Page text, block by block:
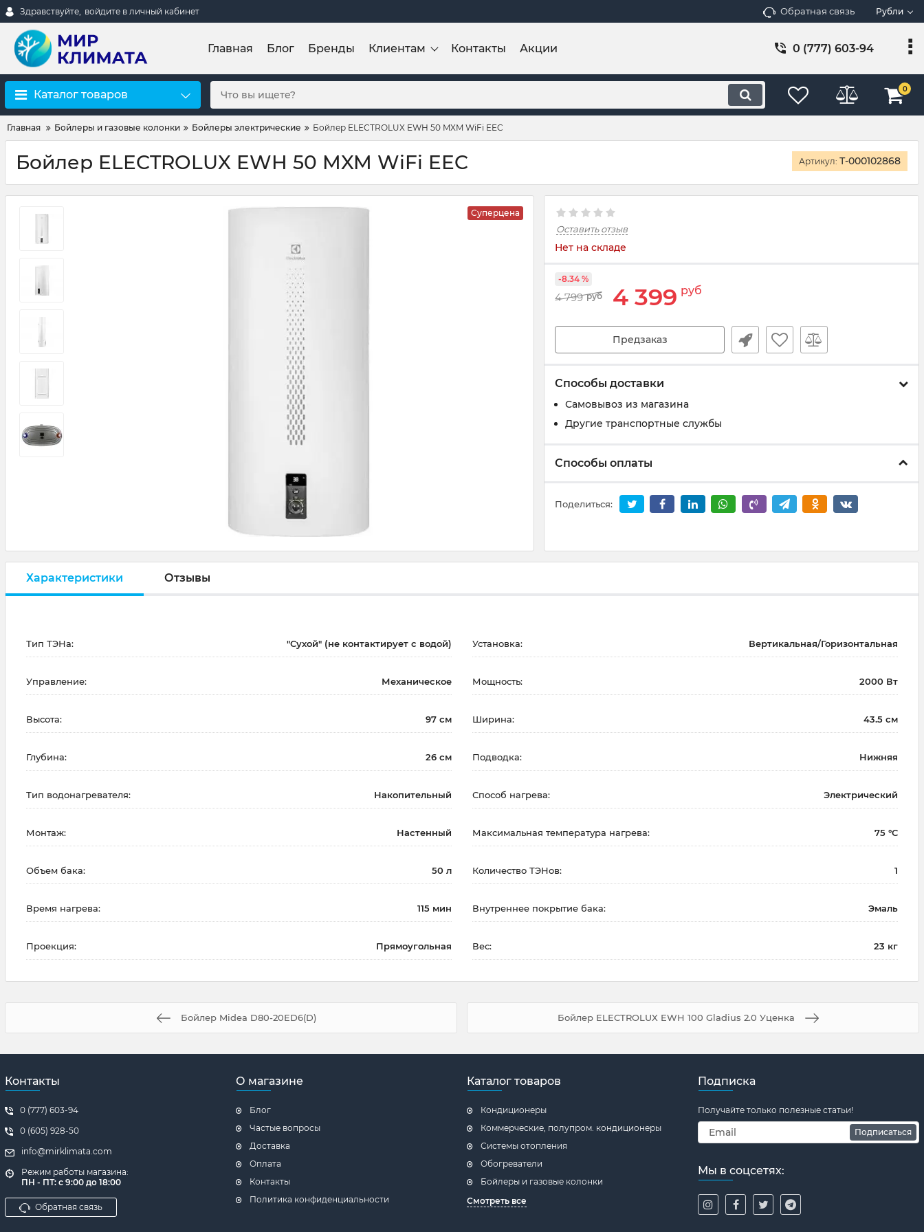
Здравствуйте, войдите в личный кабинет Обратная связь Рубли
Главная Блог Бренды Клиентам Контакты Акции 0 (777) 603-94
Каталог товаров 0
Главная Бойлеры и газовые колонки Бойлеры электрические Бойлер ELECTROLUX EWH 50 MXM WiFi EEC
Бойлер ELECTROLUX EWH 50 MXM WiFi EEC Артикул: Т-000102868
Суперцена
Оставить отзыв
Нет на складе
4 799 руб 4 399 руб
-8.34 %
Предзаказ
Способы доставки
Самовывоз из магазина
Другие транспортные службы
Способы оплаты
Поделиться:
Характеристики Отзывы
Тип ТЭНа: "Сухой" (не контактирует с водой) Установка: Вертикальная/Горизонтальная
Управление: Механическое Мощность: 2000 Вт
Высота: 97 см Ширина: 43.5 см
Глубина: 26 см Подводка: Нижняя
Тип водонагревателя: Накопительный Способ нагрева: Электрический
Монтаж: Настенный Максимальная температура нагрева: 75 °С
Объем бака: 50 л Количество ТЭНов: 1
Время нагрева: 115 мин Внутреннее покрытие бака: Эмаль
Проекция: Прямоугольная Вес: 23 кг
Бойлер Midea D80-20ED6(D) Бойлер ELECTROLUX EWH 100 Gladius 2.0 Уценка
Контакты
0 (777) 603-94
0 (605) 928-50
info@mirklimata.com
Режим работы магазина:
ПН - ПТ: с 9:00 до 18:00
Обратная связь
О магазине
Блог
Частые вопросы
Доставка
Оплата
Контакты
Политика конфиденциальности
Каталог товаров
Кондиционеры
Коммерческие, полупром. кондиционеры
Системы отопления
Обогреватели
Бойлеры и газовые колонки
Смотреть все
Подписка
Получайте только полезные статьи!
Подписаться
Мы в соцсетях: